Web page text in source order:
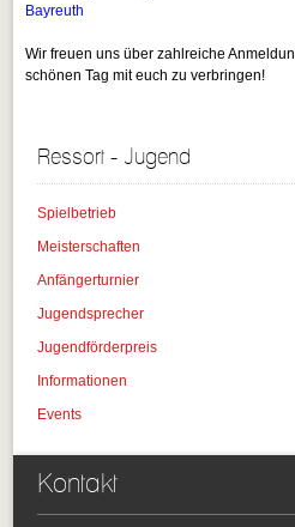
Bayreuth
Wir freuen uns über zahlreiche
schönen Tag mit euch zu verbringen!
Ressort - Jugend
Spielbetrieb
Meisterschaften
Anfängerturnier
Jugendsprecher
Jugendförderpreis
Informationen
Events
Kontakt